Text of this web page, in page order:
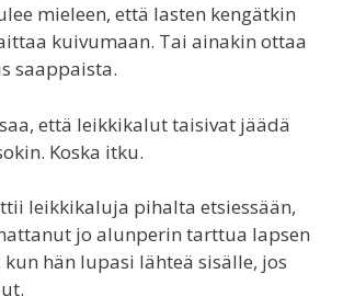
mieleen, että lasten kengätkin
kuivumaan. Tai ainakin ottaa
saappaista.
että leikkikalut taisivat jäädä
Koska itku.
leikkikaluja pihalta etsiessään,
jo alunperin tarttua lapsen
kun hän lupasi lähteä sisälle, jos